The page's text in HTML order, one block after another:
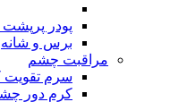
پودر پرپشت
برس و شانه
مراقبت چشم
سرم تقویت
کرم دور